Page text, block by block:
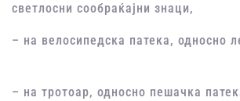
светлосни сообраќајни знаци,
– на велосипедска патека, односно
– на тротоар, односно пешачка